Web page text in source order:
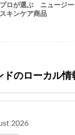
プロが選ぶ ニュージー
スキンケア商品
ドのローカル情
2026